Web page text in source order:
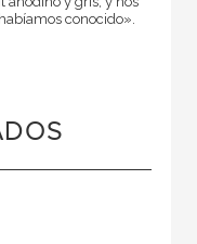
conocido».